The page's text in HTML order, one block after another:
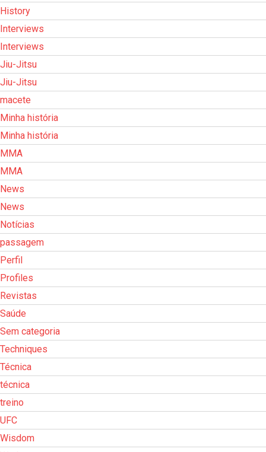
History
Interviews
Interviews
Jiu-Jitsu
Jiu-Jitsu
macete
Minha história
Minha história
MMA
MMA
News
News
Notícias
passagem
Perfil
Profiles
Revistas
Saúde
Sem categoria
Techniques
Técnica
técnica
treino
UFC
Wisdom